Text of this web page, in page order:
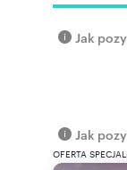
Jak
Jak
OFERTA